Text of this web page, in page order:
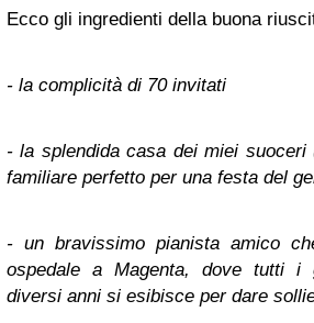
Ecco gli ingredienti della buona
- la complicità di 70 invitati
- la splendida casa dei miei suoceri
familiare perfetto per una festa del
- un bravissimo pianista amico
ospedale a Magenta, dove tutti i
diversi anni si esibisce per dare